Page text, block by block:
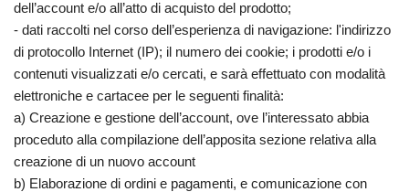
dell’account e/o all’atto di acquisto del prodotto;
- dati raccolti nel corso dell’esperienza di navigazione: l'indirizzo
di protocollo Internet (IP); il numero dei cookie; i prodotti e/o i
contenuti visualizzati e/o cercati, e sarà effettuato con modalità
elettroniche e cartacee per le seguenti finalità:
a) Creazione e gestione dell’account, ove l’interessato abbia
proceduto alla compilazione dell’apposita sezione relativa alla
creazione di un nuovo account
b) Elaborazione di ordini e pagamenti, e comunicazione con